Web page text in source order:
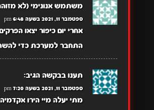
משתמש אנונימי (לא
ספטמבר 11, 2021 בשעה 6:48 pm
אחרי יום כיפור יצאו
התחבר למערכת כדי
תענו בבקשה הגיב:
ספטמבר 11, 2021 בשעה 7:20 pm
מתי יעלה מיי הירו